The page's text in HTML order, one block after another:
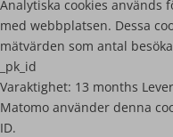
Analytiska cookies
med webbplatsen. Dessa
mätvärden som antal
_pk_id
Varaktighet: 13 months
Matomo använder denna
ID.